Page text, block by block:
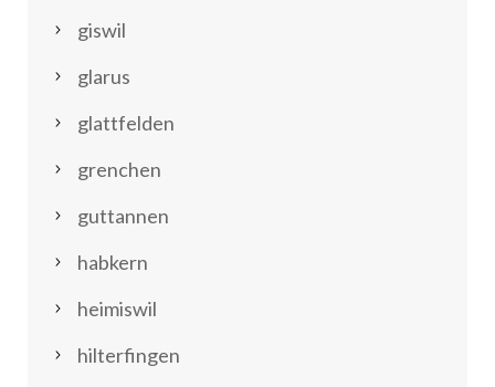
giswil
glarus
glattfelden
grenchen
guttannen
habkern
heimiswil
hilterfingen